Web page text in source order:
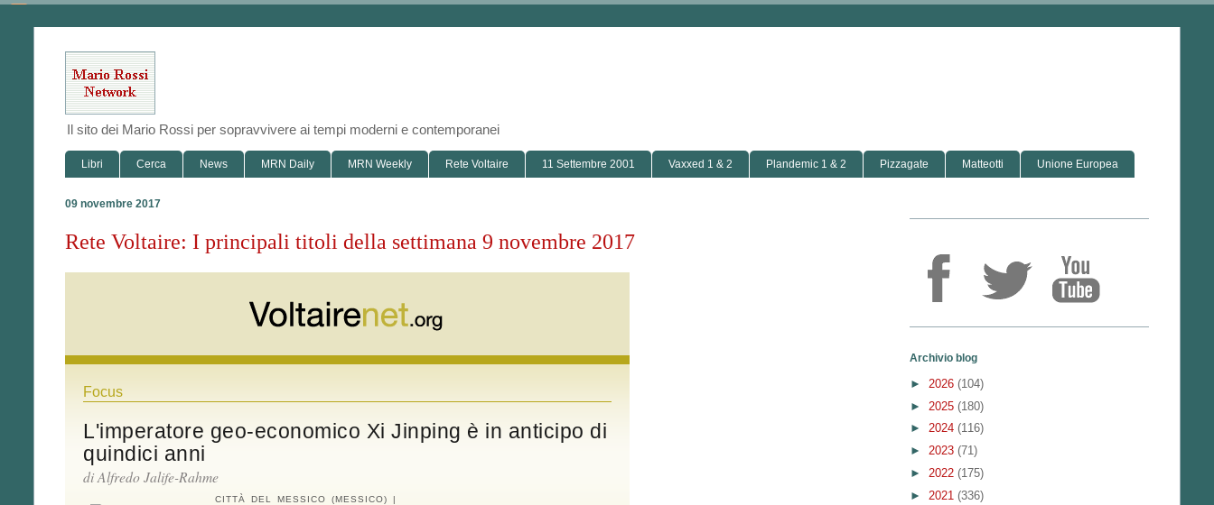
Il sito dei Mario Rossi per sopravvivere ai tempi moderni e contemporanei
Libri Cerca News MRN Daily MRN Weekly Rete Voltaire 11 Settembre 2001 Vaxxed 1 & 2 Plandemic 1 & 2 Pizzagate Matteotti Unione Europea
09 novembre 2017
Rete Voltaire: I principali titoli della settimana 9 novembre 2017
Focus
L'imperatore geo-economico Xi Jinping è in anticipo di
quindici anni
di Alfredo Jalife-Rahme
CITTÀ DEL MESSICO (MESSICO) |
Archivio blog
► 2026 (104)
► 2025 (180)
► 2024 (116)
► 2023 (71)
► 2022 (175)
► 2021 (336)